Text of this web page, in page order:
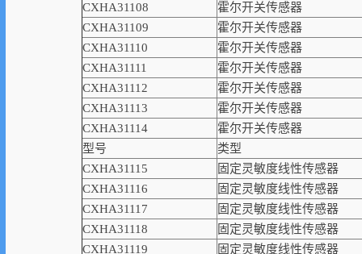
CXHA31108
霍尔开关传感器
CXHA31109
霍尔开关传感器
CXHA31110
霍尔开关传感器
CXHA31111
霍尔开关传感器
CXHA31112
霍尔开关传感器
CXHA31113
霍尔开关传感器
CXHA31114
霍尔开关传感器
型号
类型
CXHA31115
固定灵敏度线性传感器
CXHA31116
固定灵敏度线性传感器
CXHA31117
固定灵敏度线性传感器
CXHA31118
固定灵敏度线性传感器
CXHA31119
固定灵敏度线性传感器